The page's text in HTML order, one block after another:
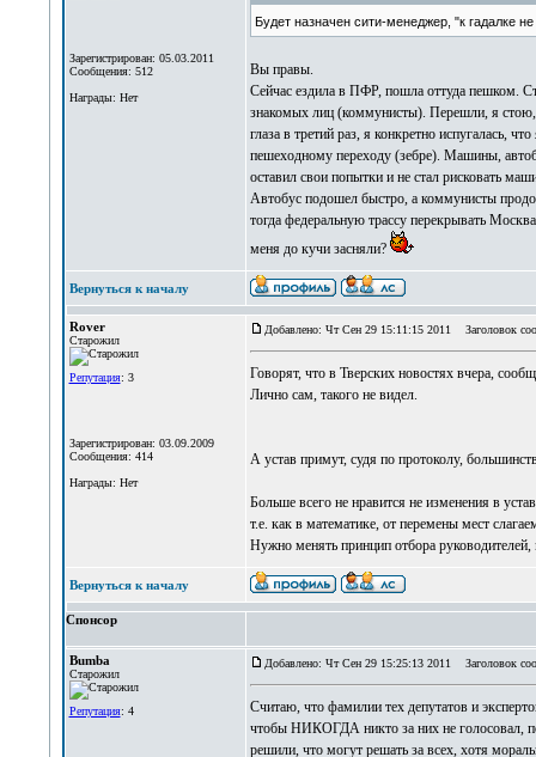
Зарегистрирован: 05.03.2011
Сообщения: 512
Награды: Нет
Будет назначен сити-менеджер, "к гадалке
Вы правы.
Сейчас ездила в ПФР, пошла оттуда пешком.
знакомых лиц (коммунисты). Перешли, я стою,
глаза в третий раз, я конкретно испугалась,
пешеходному переходу (зебре). Машины,
оставил свои попытки и не стал рисковать
Автобус подошел быстро, а коммунисты
тогда федеральную трассу перекрывать
меня до кучи засняли?
Вернуться к началу
Rover
Старожил
Репутация: 3
Зарегистрирован: 03.09.2009
Сообщения: 414
Награды: Нет
Добавлено: Чт Сен 29 15:11:15 2011 Заголовок
Говорят, что в Тверских новостях вчера,
Лично сам, такого не видел.
А устав примут, судя по протоколу,
Больше всего не нравится не изменения в
т.е. как в математике, от перемены мест
Нужно менять принцип отбора
Вернуться к началу
Спонсор
Bumba
Старожил
Репутация: 4
Добавлено: Чт Сен 29 15:25:13 2011 Заголовок
Считаю, что фамилии тех депутатов и
чтобы НИКОГДА никто за них не голосовал,
решили, что могут решать за всех, хотя